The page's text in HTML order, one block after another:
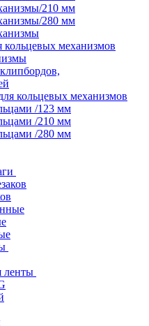
210 мм
280 мм
кольцевых механизмов
кольцевых механизмов
/123 мм
/210 мм
/280 мм
ленты